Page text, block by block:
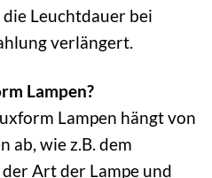
Leuchtdauer bei
verlängert.
Lampen?
Lampen hängt von
ab, wie z.B. dem
Art der Lampe und